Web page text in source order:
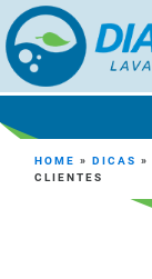
HOME » DICAS »
CLIENTES